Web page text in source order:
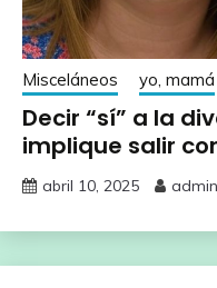
Misceláneos yo, mamá
Decir “sí” a la
implique salir
abril 10, 2025 admin